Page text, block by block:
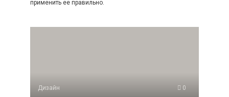
применить ее правильно.
Дизайн 0